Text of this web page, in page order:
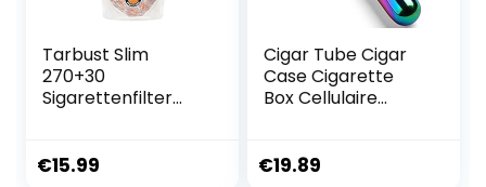
Tarbust Slim
270+30
Sigarettenfilter
Teerfilter voor
€15.99
Cigar Tube Cigar
Case Cigarette
Box Cellulaire
Draagbare
€19.89